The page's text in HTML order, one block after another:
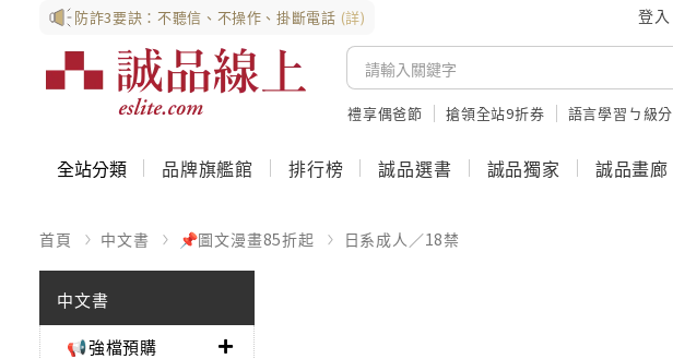
防詐3要訣：不聽信、不操作、掛斷電話 (詳) 登入
禮享偶爸節 搶領全站9折券 語言學習ㄅ級分
全站分類 品牌旗艦館 排行榜 誠品選書 誠品獨家 誠品畫廊
首頁 中文書 📌圖文漫畫85折起 日系成人／18禁
中文書
📢強檔預購